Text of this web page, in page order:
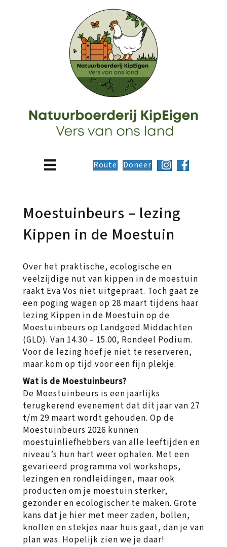
Route Doneer
Moestuinbeurs – lezing
Kippen in de Moestuin
Over het praktische, ecologische en
veelzijdige nut van kippen in de moestuin
raakt Eva Vos niet uitgepraat. Toch gaat ze
een poging wagen op 28 maart tijdens haar
lezing Kippen in de Moestuin op de
Moestuinbeurs op Landgoed Middachten
(GLD). Van 14.30 – 15.00, Rondeel Podium.
Voor de lezing hoef je niet te reserveren,
maar kom op tijd voor een fijn plekje.
Wat is de Moestuinbeurs?
De Moestuinbeurs is een jaarlijks
terugkerend evenement dat dit jaar van 27
t/m 29 maart wordt gehouden. Op de
Moestuinbeurs 2026 kunnen
moestuinliefhebbers van alle leeftijden en
niveau’s hun hart weer ophalen. Met een
gevarieerd programma vol workshops,
lezingen en rondleidingen, maar ook
producten om je moestuin sterker,
gezonder en ecologischer te maken. Grote
kans dat je hier met meer zaden, bollen,
knollen en stekjes naar huis gaat, dan je van
plan was. Hopelijk zien we je daar!